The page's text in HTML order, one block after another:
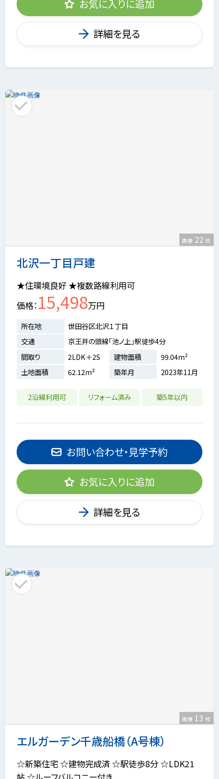
お気に入りに追加
詳細を見る
北沢一丁目戸建
画像 22 枚
★住環境良好 ★複数路線利用可
価格 15,498万円
所在地
世田谷区北沢１丁目
交通
京王井の頭線「池ノ上」駅徒歩4分
間取り
2LDK＋2S 建物面積
99.04m²
土地面積
62.12m² 築年月 2023年11月
2沿線利用可 リフォーム済み 築5年以内
お問い合わせ・見学予約
お気に入りに追加
詳細を見る
エルガーデン千歳船橋（A号棟）
画像 13 枚
☆新築住宅 ☆建物完成済 ☆駅徒歩8分 ☆LDK21